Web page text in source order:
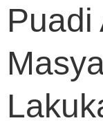
Puadi